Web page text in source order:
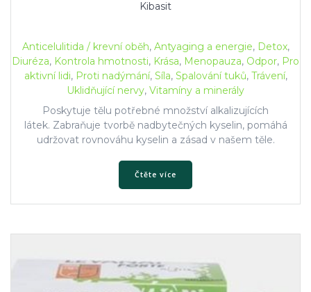
Kibasit
Anticelulitida / krevní oběh, Antyaging a energie, Detox,
Diuréza, Kontrola hmotnosti, Krása, Menopauza, Odpor, Pro
aktivní lidi, Proti nadýmání, Síla, Spalování tuků, Trávení,
Uklidňující nervy, Vitamíny a minerály
Poskytuje tělu potřebné množství alkalizujících
látek. Zabraňuje tvorbě nadbytečných kyselin, pomáhá
udržovat rovnováhu kyselin a zásad v našem těle.
Čtěte více